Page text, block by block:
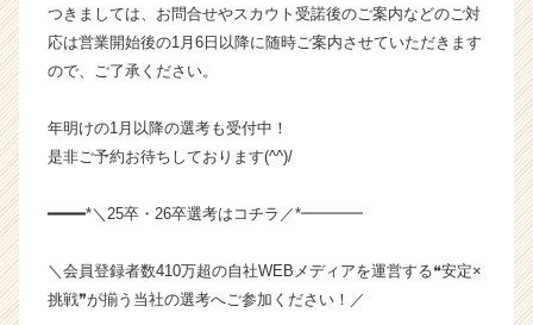
ャ
リ
ア
h
e
C
r
e
つきましては、お問合せやスカウト受諾後のご案内などのご対
応は営業開始後の1月6日以降に随時ご案内させていただきます
ので、ご了承ください。
年明けの1月以降の選考も受付中！
是非ご予約お待ちしております(^^)/
━━━━*＼25卒・26卒選考はコチラ／*━━━━
＼会員登録者数410万超の自社WEBメディアを運営する❝安定×
挑戦❞が揃う当社の選考へご参加ください！／